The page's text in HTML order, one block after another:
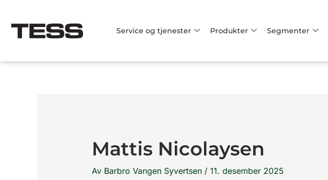
rett
Service og tjenester Produkter Segmenter
Mattis Nicolaysen
Av Barbro Vangen Syvertsen / 11. desember 2025